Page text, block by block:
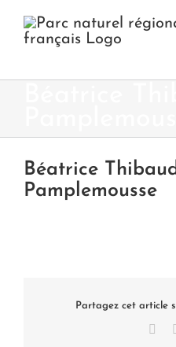
contenu
Béatrice
Pamplemousse
Partagez cet article